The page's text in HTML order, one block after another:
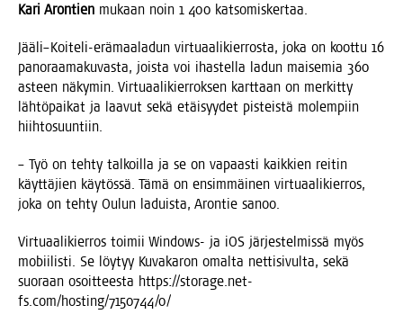
Kari Aron­tien mukaan noin 1 400 katsomiskertaa.
Jääli–Koiteli-erämaaladun vir­tu­aa­li­kier­ros­ta, joka on koot­tu 16
pano­raa­ma­ku­vas­ta, jois­ta voi ihas­tel­la ladun mai­se­mia 360
asteen näky­min. Vir­tu­aa­li­kier­rok­sen kart­taan on mer­kit­ty
läh­tö­pai­kat ja laa­vut sekä etäi­syy­det pis­teis­tä molem­piin
hiihtosuuntiin.
– Työ on teh­ty tal­koil­la ja se on vapaas­ti kaik­kien rei­tin
käyt­tä­jien käy­tös­sä. Tämä on ensim­mäi­nen vir­tu­aa­li­kier­ros,
joka on teh­ty Oulun laduis­ta, Aron­tie sanoo.
Vir­tu­aa­li­kier­ros toi­mii Win­dows- ja iOS jär­jes­tel­mis­sä myös
mobii­lis­ti. Se löy­tyy Kuva­ka­ron omal­ta net­ti­si­vul­ta, sekä
suo­raan osoit­tees­ta https://storage.net-
fs.com/hosting/7150744/0/